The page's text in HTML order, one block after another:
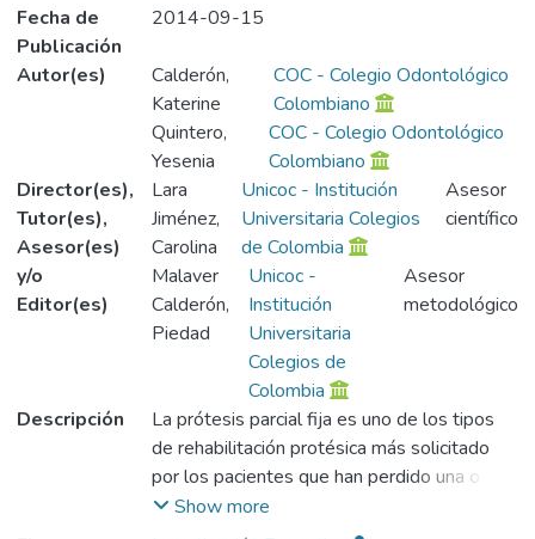
Fecha de
Publicación
2014-09-15
Autor(es)
Calderón,
Katerine
COC - Colegio Odontológico
Colombiano
Quintero,
Yesenia
COC - Colegio Odontológico
Colombiano
Director(es),
Tutor(es),
Asesor(es)
y/o
Editor(es)
Lara
Jiménez,
Carolina
Unicoc - Institución
Universitaria Colegios
de Colombia
Asesor
científico
Malaver
Calderón,
Piedad
Unicoc -
Institución
Universitaria
Colegios de
Colombia
Asesor
metodológico
Descripción
La prótesis parcial fija es uno de los tipos
de rehabilitación protésica más solicitado
por los pacientes que han perdido una o
varias piezas dentales. es importante
Show more